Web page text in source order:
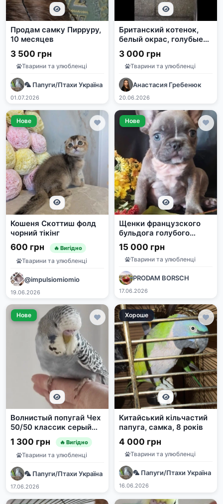
Продам самку Пирруру,
10 месяцев
3 500 грн
Тварини та улюбленці
🦜 Папуги/Птахи Україна | Продаж та прилаштування | e-pet
01.07.2026
Британский котенок,
белый окрас, голубые
глаза
3 000 грн
Тварини та улюбленці
Анастасия Гребенюк
20.06.2026
Нове
Кошеня Скоттиш фолд
чорний тікінг
600 грн 🔥 Вигідно
Тварини та улюбленці
@impulsiomiomio
19.06.2026
Нове
Щенки французского
бульдога голубого
окраса
15 000 грн
Тварини та улюбленці
PRODAM BORSCH
17.06.2026
Нове
Волнистый попугай Чех
50/50 классик серый
графит
1 300 грн 🔥 Вигідно
Тварини та улюбленці
🦜 Папуги/Птахи Україна | Продаж та прилаштування | e-pet
17.06.2026
Хороше
Китайський кільчастий
папуга, самка, 8 років
4 000 грн
Тварини та улюбленці
🦜 Папуги/Птахи Україна |
16.06.2026